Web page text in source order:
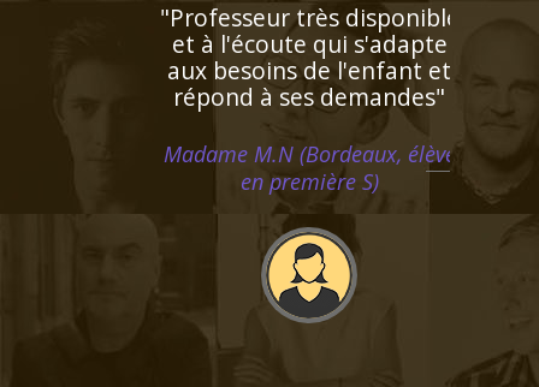
"Enseignant de très grande
qualité connaissant
parfaitement l'espagnol
puisqu'il s'agit de sa langue
natale. Très doué pour
enseigner, il prépare
excellemment ses cours.
Bref un modèle"
Monsieur H.E (Marseille,
étudiant au supérieur)